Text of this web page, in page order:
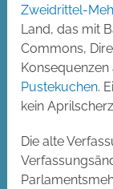
Zweidrittel-
Land, das mit
Commons,
Pustekuchen.
kein
Die alte